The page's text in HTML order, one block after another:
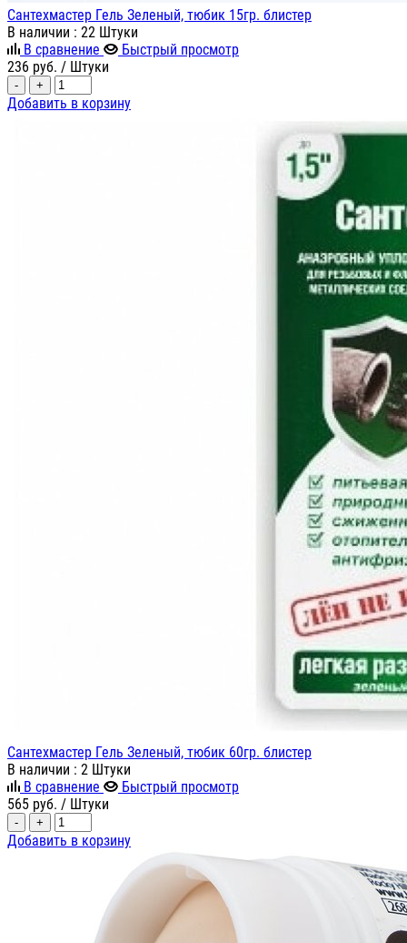
Сантехмастер Гель Зеленый, тюбик 15гр. блистер
В наличии : 22 Штуки
В сравнение
Быстрый просмотр
236 руб. / Штуки
- +
Добавить в корзину
Сантехмастер Гель Зеленый, тюбик 60гр. блистер
В наличии : 2 Штуки
В сравнение
Быстрый просмотр
565 руб. / Штуки
- +
Добавить в корзину